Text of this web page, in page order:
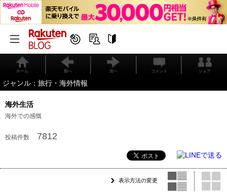
ホーム 前へ 次へ コメント シェア
ジャンル：旅行・海外情報
海外生活
海外での感慨
投稿件数 7812
表示方法の変更